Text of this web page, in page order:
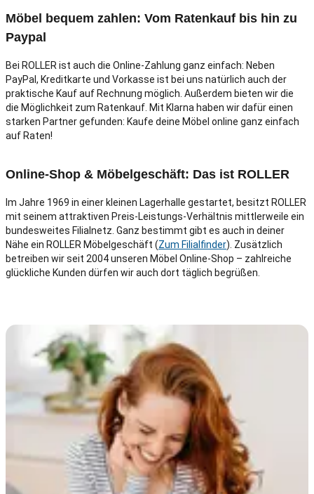
Möbel bequem zahlen: Vom Ratenkauf bis hin zu
Paypal
Bei ROLLER ist auch die Online-Zahlung ganz einfach: Neben
PayPal, Kreditkarte und Vorkasse ist bei uns natürlich auch der
praktische Kauf auf Rechnung möglich. Außerdem bieten wir die
die Möglichkeit zum Ratenkauf. Mit Klarna haben wir dafür einen
starken Partner gefunden: Kaufe deine Möbel online ganz einfach
auf Raten!
Online-Shop & Möbelgeschäft: Das ist ROLLER
Im Jahre 1969 in einer kleinen Lagerhalle gestartet, besitzt ROLLER
mit seinem attraktiven Preis-Leistungs-Verhältnis mittlerweile ein
bundesweites Filialnetz. Ganz bestimmt gibt es auch in deiner
Nähe ein ROLLER Möbelgeschäft (Zum Filialfinder). Zusätzlich
betreiben wir seit 2004 unseren Möbel Online-Shop – zahlreiche
glückliche Kunden dürfen wir auch dort täglich begrüßen.